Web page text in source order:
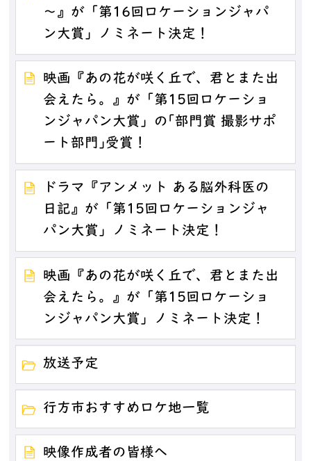
～』が「第16回ロケーションジャパ
ン大賞」ノミネート決定！
映画『あの花が咲く丘で、君とまた出
会えたら。』が「第15回ロケーショ
ンジャパン大賞」の｢部門賞 撮影サポ
ート部門｣受賞！
ドラマ『アンメット ある脳外科医の
日記』が「第15回ロケーションジャ
パン大賞」ノミネート決定！
映画『あの花が咲く丘で、君とまた出
会えたら。』が「第15回ロケーショ
ンジャパン大賞」ノミネート決定！
放送予定
行方市おすすめロケ地一覧
映像作成者の皆様へ